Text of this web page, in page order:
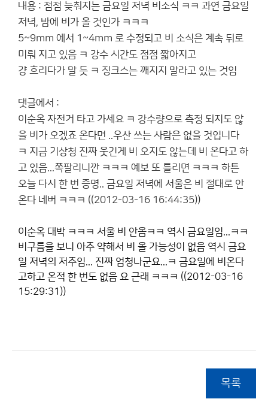
내용 : 점점 늦춰지는 금요일 저녁 비소식 ㅋㅋ 과연 금요일
저녁, 밤에 비가 올 것인가 ㅋㅋㅋ
5~9mm 에서 1~4mm 로 수정되고 비 소식은 계속 뒤로
미뤄 지고 있음 ㅋ 강수 시간도 점점 짧아지고
걍 흐리다가 말 듯 ㅋ 징크스는 깨지지 말라고 있는 것임
댓글에서 :
이순옥 자전거 타고 가세요 ㅋ 강수량으로 측정 되지도 않
을 비가 오겠죠 온다면 ..우산 쓰는 사람은 없을 것입니다
ㅋ 지금 기상청 진짜 웃긴게 비 오지도 않는데 비 온다고 하
고 있음...쪽팔리니깐 ㅋㅋㅋ 예보 또 틀리면 ㅋㅋㅋ 하튼
오늘 다시 한 번 증명.. 금요일 저녁에 서울은 비 절대로 안
온다 네버 ㅋㅋㅋ ((2012-03-16 16:44:35))
이순옥 대박 ㅋㅋㅋ 서울 비 안옴ㅋㅋ 역시 금요일임...ㅋㅋ
비구름을 보니 아주 약해서 비 올 가능성이 없음 역시 금요
일 저녁의 저주임... 진짜 엄청나군요...ㅋ 금요일에 비온다
고하고 온적 한 번도 없음 요 근래 ㅋㅋㅋ ((2012-03-16
15:29:31))
목록